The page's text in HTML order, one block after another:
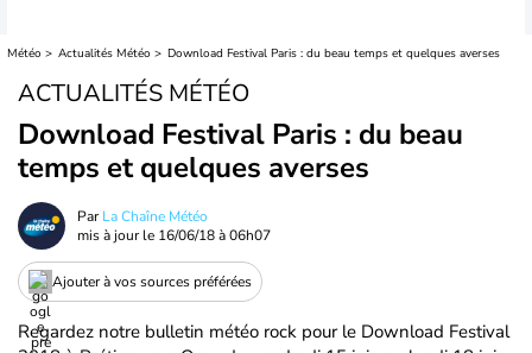
Météo Actualités Météo Download Festival Paris : du beau temps et quelques averses
ACTUALITÉS MÉTÉO
Download Festival Paris : du beau
temps et quelques averses
ParLa Chaîne Météo
mis à jour le 16/06/18 à 06h07
Ajouter à vos sources préférées
Regardez notre bulletin météo rock pour le Download Festival